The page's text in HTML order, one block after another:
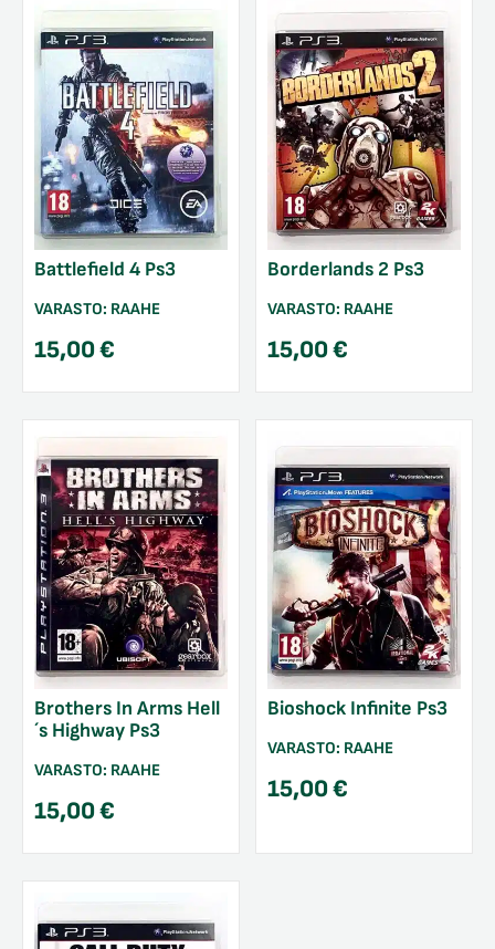
Battlefield 4 Ps3
VARASTO: RAAHE
15,00€
Borderlands 2 Ps3
VARASTO: RAAHE
15,00€
Brothers In Arms Hell
´s Highway Ps3
VARASTO: RAAHE
15,00€
Bioshock Infinite Ps3
VARASTO: RAAHE
15,00€